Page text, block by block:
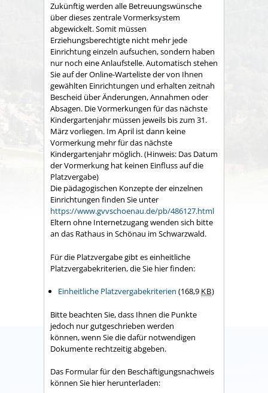
Zukünftig werden alle Betreuungswünsche
über dieses zentrale Vormerksystem
abgewickelt. Somit müssen
Erziehungsberechtigte nicht mehr jede
Einrichtung einzeln aufsuchen, sondern haben
nur noch eine Anlaufstelle. Automatisch stehen
Sie auf der Online-Warteliste der von Ihnen
gewählten Einrichtungen und erhalten zeitnah
Bescheid über Änderungen, Annahmen oder
Absagen. Die Vormerkungen für das nächste
Kindergartenjahr müssen jeweils bis zum 31.
März vorliegen. Im April ist dann keine
Vormerkung mehr für das nächste
Kindergartenjahr möglich. (Hinweis: Das Datum
der Vormerkung hat keinen Einfluss auf die
Platzvergabe)
Die pädagogischen Konzepte der einzelnen
Einrichtungen finden Sie unter
https://www.gvvschoenau.de/pb/486127.html
Eltern ohne Internetzugang wenden sich bitte
an das Rathaus in Schönau im Schwarzwald.
Für die Platzvergabe gibt es einheitliche
Platzvergabekriterien, die Sie hier finden:
Einheitliche Platzvergabekriterien (168,9 KB)
Bitte beachten Sie, dass Ihnen die Punkte
jedoch nur gutgeschrieben werden
können, wenn Sie die dafür notwendigen
Dokumente rechtzeitig abgeben.
Das Formular für den Beschäftigungsnachweis
können Sie hier herunterladen: